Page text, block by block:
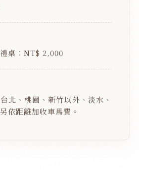
桌：NT$ 2,000
北、桃園、新竹以外、淡水、
依距離加收車馬費。